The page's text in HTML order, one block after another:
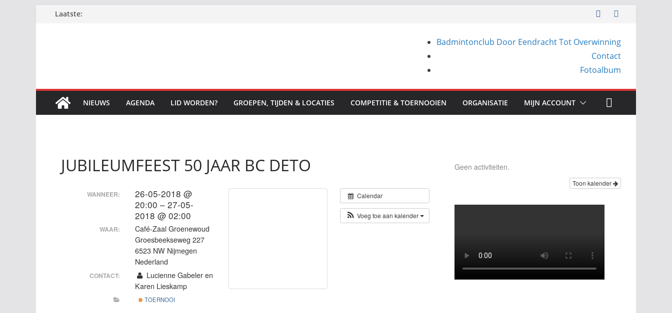
Laatste:
Badmintonclub Door Eendracht Tot Overwinning
Contact
Fotoalbum
NIEUWS AGENDA LID WORDEN? GROEPEN, TIJDEN & LOCATIES COMPETITIE & TOERNOOIEN ORGANISATIE MIJN ACCOUNT
JUBILEUMFEEST 50 JAAR BC DETO
Calendar
Voeg toe aan kalender
WANNEER:
26-05-2018 @
20:00 – 27-05-
2018 @ 02:00
WAAR:
Café-Zaal Groenewoud
Groesbeekseweg 227
6523 NW Nijmegen
Nederland
CONTACT:
Lucienne Gabeler en
Karen Lieskamp
TOERNOOI
Geen activiteiten.
Toon kalender